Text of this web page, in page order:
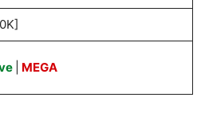
MEGA